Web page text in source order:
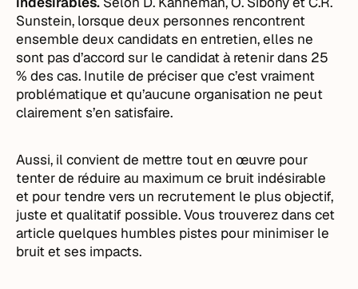
Sunstein, lorsque deux personnes rencontrent
ensemble deux candidats en entretien, elles ne
sont pas d’accord sur le candidat à retenir dans 25
% des cas. Inutile de préciser que c’est vraiment
problématique et qu’aucune organisation ne peut
clairement s’en satisfaire.
Aussi, il convient de mettre tout en œuvre pour
tenter de réduire au maximum ce bruit indésirable
et pour tendre vers un recrutement le plus objectif,
juste et qualitatif possible. Vous trouverez dans cet
article quelques humbles pistes pour minimiser le
bruit et ses impacts.